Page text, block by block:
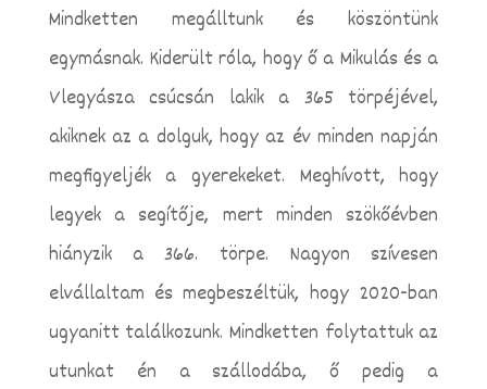
Mindketten megálltunk és köszöntünk
egymásnak. Kiderült róla, hogy ő a Mikulás és a
Vlegyásza csúcsán lakik a 365 törpéjével,
akiknek az a dolguk, hogy az év minden napján
megfigyeljék a gyerekeket. Meghívott, hogy
legyek a segítője, mert minden szökőévben
hiányzik a 366. törpe. Nagyon szívesen
elvállaltam és megbeszéltük, hogy 2020-ban
ugyanitt találkozunk. Mindketten folytattuk az
utunkat én a szállodába, ő pedig a